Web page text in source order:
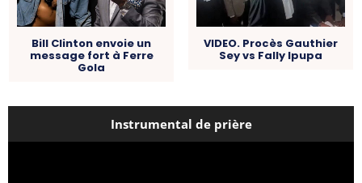
Bill Clinton envoie un
message fort à Ferre
Gola
VIDEO. Procès Gauthier
Sey vs Fally Ipupa
Instrumental de prière